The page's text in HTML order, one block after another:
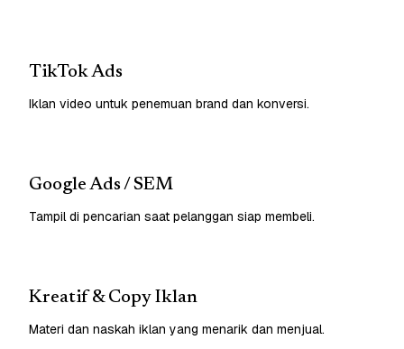
TikTok Ads
Iklan video untuk penemuan brand dan konversi.
Google Ads / SEM
Tampil di pencarian saat pelanggan siap membeli.
Kreatif & Copy Iklan
Materi dan naskah iklan yang menarik dan menjual.